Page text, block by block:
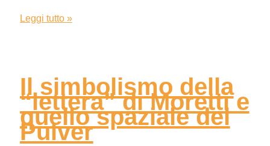
Leggi tutto »
Il simbolismo della
“lettera” di Moretti e
quello spaziale del
Pulver